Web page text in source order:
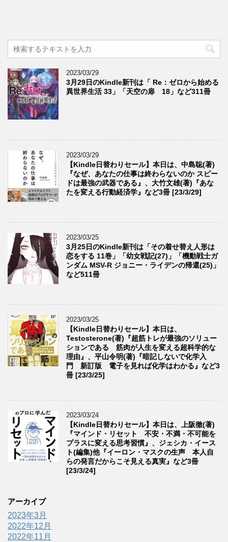
2023/03/29
3月29日のKindle新刊は「 Re：ゼロから始める
異世界生活 33」「天空の扉 18」など311冊
2023/03/29
【Kindle日替わりセール】本日は、中島聡(著)
『なぜ、あなたの仕事は終わらないのか スピー
ドは最強の武器である』、大竹文雄(著)『あな
たを変える行動経済学』など3冊 [23/3/29]
2023/03/25
3月25日のKindle新刊は「その着せ替え人形は
恋をする 11巻」「幼女戦記(27)」「機動戦士ガ
ンダム MSV-R ジョニー・ライデンの帰還(25)」
など511冊
2023/03/25
【Kindle日替わりセール】本日は、
Testosterone(著)『超筋トレが最強のソリュー
ションである 筋肉が人生を変える超科学的な
理由』、平山令明(著)『暗記しないで化学入
門 新訂版 電子を見れば化学はわかる』など3
冊 [23/3/25]
2023/03/24
【Kindle日替わりセール】本日は、上阪徹(著)
『マインド・リセット 不安・不満・不可能を
プラスに変える思考習慣』、ジェシカ・イース
ト(編集)他『イーロン・マスクの生声 本人自
らの発言だからこそ見える真実』など3冊
[23/3/24]
アーカイブ
2023年3月
2022年12月
2022年11月